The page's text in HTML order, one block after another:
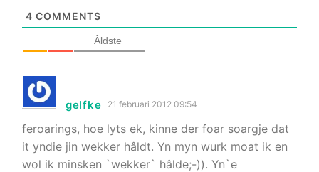
4 COMMENTS
Âldste
gelfke 21 februari 2012 09:54
feroarings, hoe lyts ek, kinne der foar soargje dat
it yndie jin wekker hâldt. Yn myn wurk moat ik en
wol ik minsken `wekker` hâlde;-)). Yn`e